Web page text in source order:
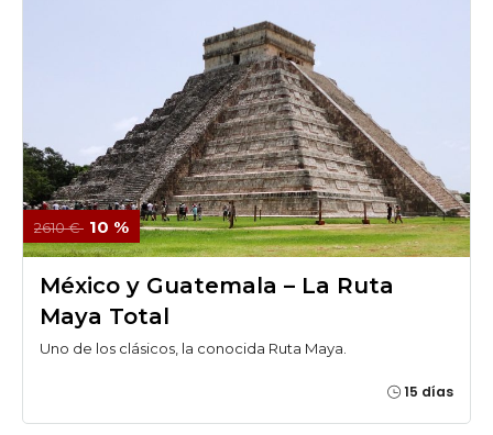
2610 € 10 %
México y Guatemala – La Ruta
Maya Total
Uno de los clásicos, la conocida Ruta Maya.
15 días